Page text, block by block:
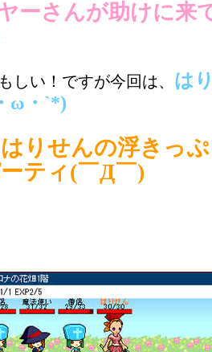
ーさんが助けに来
しい！ですが今回は、 は
ω・`*)
りせんの浮きっ
ティ(￣Д￣)